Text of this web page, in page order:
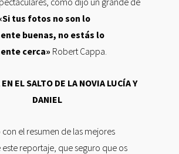
tus fotos no son lo
buenas, no estás lo
cerca» Robert Cappa.
EL SALTO DE LA NOVIA LUCÍA Y
DANIEL
el resumen de las mejores
reportaje, que seguro que os